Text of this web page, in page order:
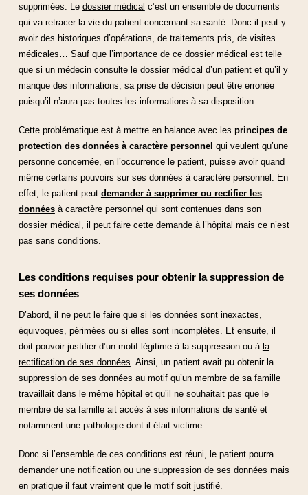
supprimées. Le dossier médical c’est un ensemble de documents
qui va retracer la vie du patient concernant sa santé. Donc il peut y
avoir des historiques d’opérations, de traitements pris, de visites
médicales… Sauf que l’importance de ce dossier médical est telle
que si un médecin consulte le dossier médical d’un patient et qu’il y
manque des informations, sa prise de décision peut être erronée
puisqu’il n’aura pas toutes les informations à sa disposition.
Cette problématique est à mettre en balance avec les principes de
protection des données à caractère personnel qui veulent qu’une
personne concernée, en l’occurrence le patient, puisse avoir quand
même certains pouvoirs sur ses données à caractère personnel. En
effet, le patient peut demander à supprimer ou rectifier les
donnéesà caractère personnel qui sont contenues dans son
dossier médical, il peut faire cette demande à l’hôpital mais ce n’est
pas sans conditions.
Les conditions requises pour obtenir la suppression de
ses données
D’abord, il ne peut le faire que si les données sont inexactes,
équivoques, périmées ou si elles sont incomplètes. Et ensuite, il
doit pouvoir justifier d’un motif légitime à la suppression ou à la
rectification de ses données . Ainsi, un patient avait pu obtenir la
suppression de ses données au motif qu’un membre de sa famille
travaillait dans le même hôpital et qu’il ne souhaitait pas que le
membre de sa famille ait accès à ses informations de santé et
notamment une pathologie dont il était victime.
Donc si l’ensemble de ces conditions est réuni, le patient pourra
demander une notification ou une suppression de ses données mais
en pratique il faut vraiment que le motif soit justifié.